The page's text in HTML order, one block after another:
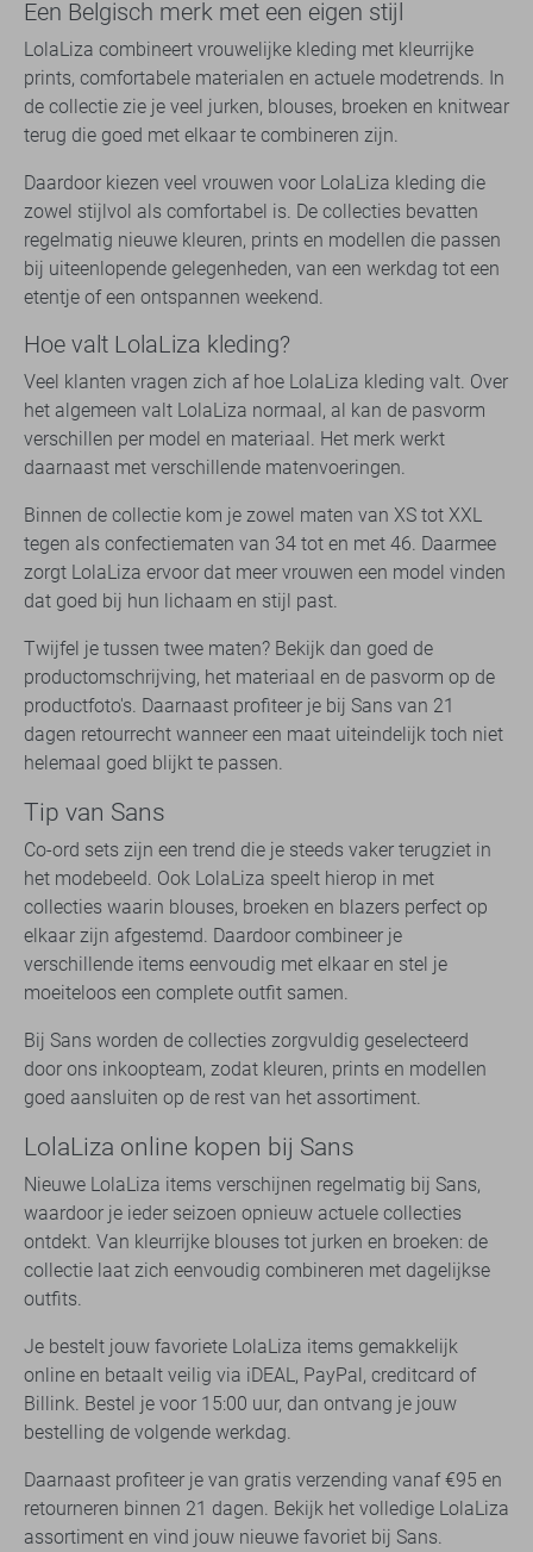
Een Belgisch merk met een eigen stijl
LolaLiza combineert vrouwelijke kleding met kleurrijke
prints, comfortabele materialen en actuele modetrends. In
de collectie zie je veel jurken, blouses, broeken en knitwear
terug die goed met elkaar te combineren zijn.
Daardoor kiezen veel vrouwen voor LolaLiza kleding die
zowel stijlvol als comfortabel is. De collecties bevatten
regelmatig nieuwe kleuren, prints en modellen die passen
bij uiteenlopende gelegenheden, van een werkdag tot een
etentje of een ontspannen weekend.
Hoe valt LolaLiza kleding?
Veel klanten vragen zich af hoe LolaLiza kleding valt. Over
het algemeen valt LolaLiza normaal, al kan de pasvorm
verschillen per model en materiaal. Het merk werkt
daarnaast met verschillende matenvoeringen.
Binnen de collectie kom je zowel maten van XS tot XXL
tegen als confectiematen van 34 tot en met 46. Daarmee
zorgt LolaLiza ervoor dat meer vrouwen een model vinden
dat goed bij hun lichaam en stijl past.
Twijfel je tussen twee maten? Bekijk dan goed de
productomschrijving, het materiaal en de pasvorm op de
productfoto's. Daarnaast profiteer je bij Sans van 21
dagen retourrecht wanneer een maat uiteindelijk toch niet
helemaal goed blijkt te passen.
Tip van Sans
Co-ord sets zijn een trend die je steeds vaker terugziet in
het modebeeld. Ook LolaLiza speelt hierop in met
collecties waarin blouses, broeken en blazers perfect op
elkaar zijn afgestemd. Daardoor combineer je
verschillende items eenvoudig met elkaar en stel je
moeiteloos een complete outfit samen.
Bij Sans worden de collecties zorgvuldig geselecteerd
door ons inkoopteam, zodat kleuren, prints en modellen
goed aansluiten op de rest van het assortiment.
LolaLiza online kopen bij Sans
Nieuwe LolaLiza items verschijnen regelmatig bij Sans,
waardoor je ieder seizoen opnieuw actuele collecties
ontdekt. Van kleurrijke blouses tot jurken en broeken: de
collectie laat zich eenvoudig combineren met dagelijkse
outfits.
Je bestelt jouw favoriete LolaLiza items gemakkelijk
online en betaalt veilig via iDEAL, PayPal, creditcard of
Billink. Bestel je voor 15:00 uur, dan ontvang je jouw
bestelling de volgende werkdag.
Daarnaast profiteer je van gratis verzending vanaf €95 en
retourneren binnen 21 dagen. Bekijk het volledige LolaLiza
assortiment en vind jouw nieuwe favoriet bij Sans.